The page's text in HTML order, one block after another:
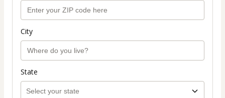
City
State